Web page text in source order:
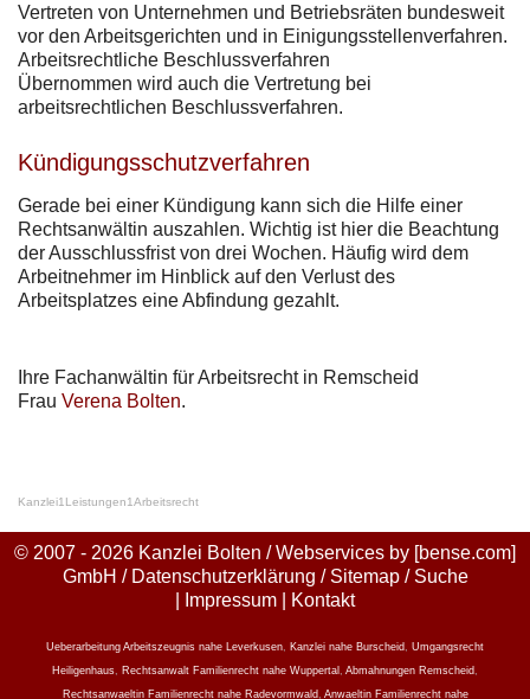
Vertreten von Unternehmen und Betriebsräten bundesweit
vor den Arbeitsgerichten und in Einigungsstellenverfahren.
Arbeitsrechtliche Beschlussverfahren
Übernommen wird auch die Vertretung bei
arbeitsrechtlichen Beschlussverfahren.
Kündigungsschutzverfahren
Gerade bei einer Kündigung kann sich die Hilfe einer
Rechtsanwältin auszahlen. Wichtig ist hier die Beachtung
der Ausschlussfrist von drei Wochen. Häufig wird dem
Arbeitnehmer im Hinblick auf den Verlust des
Arbeitsplatzes eine Abfindung gezahlt.
Ihre Fachanwältin für Arbeitsrecht in Remscheid
Frau Verena Bolten.
Kanzlei1 Leistungen1Arbeitsrecht
© 2007 - 2026 Kanzlei Bolten / Webservices by [bense.com]
GmbH / Datenschutzerklärung / Sitemap/ Suche
Impressum Kontakt
Ueberarbeitung Arbeitszeugnis nahe Leverkusen Kanzlei nahe Burscheid
Umgangsrecht
Heiligenhaus
Rechtsanwalt Familienrecht nahe Wuppertal Abmahnungen Remscheid
Rechtsanwaeltin Familienrecht nahe Radevormwald Anwaeltin Familienrecht nahe